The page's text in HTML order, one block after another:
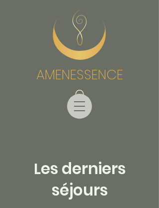
AMENESSENCE
Les derniers
séjours